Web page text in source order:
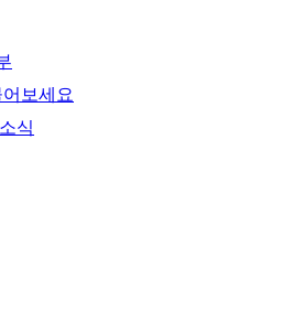
보세요
식